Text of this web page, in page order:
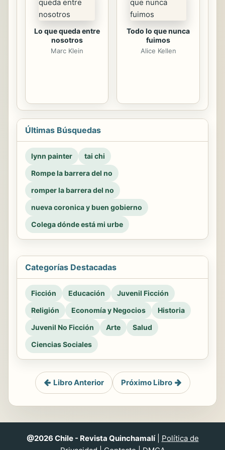
Lo que queda entre
nosotros
Marc Klein
Todo lo que nunca
fuimos
Alice Kellen
Últimas Búsquedas
lynn painter
tai chi
Rompe la barrera del no
romper la barrera del no
nueva coronica y buen gobierno
Colega dónde está mi urbe
Categorías Destacadas
Ficción Educación
Juvenil Ficción
Religión
Economía y Negocios
Historia
Juvenil No Ficción
Arte
Salud
Ciencias Sociales
Libro Anterior Próximo Libro
@2026 Chile - Revista Quinchamalí| Política de